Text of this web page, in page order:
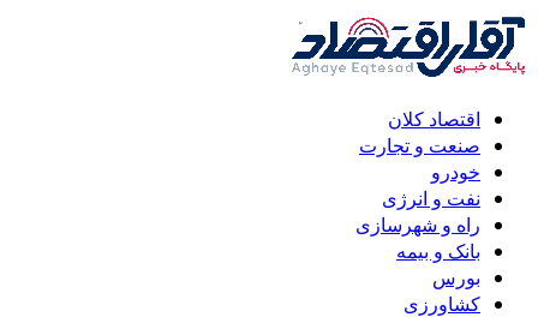
اقتصاد کلان
صنعت و تجارت
خودرو
نفت و انرژی
راه و شهرسازی
بانک و بیمه
بورس
کشاورزی